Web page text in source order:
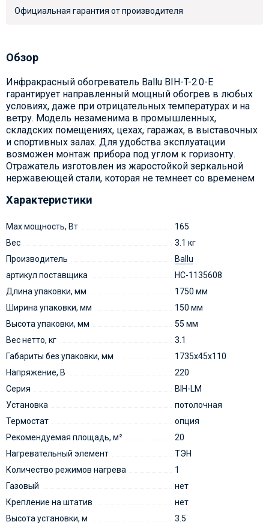
Официальная гарантия от производителя
Обзор
Инфракрасный обогреватель Ballu BIH-T-2.0-E
гарантирует направленный мощный обогрев в любых
условиях, даже при отрицательных температурах и на
ветру. Модель незаменима в промышленных,
складских помещениях, цехах, гаражах, в выставочных
и спортивных залах. Для удобства эксплуатации
возможен монтаж прибора под углом к горизонту.
Отражатель изготовлен из жаростойкой зеркальной
нержавеющей стали, которая не темнеет со временем
Характеристики
Max мощность, Вт
165
Вес
3.1 кг
Производитель
Ballu
артикул поставщика
НС-1135608
Длина упаковки, мм
1750 мм
Ширина упаковки, мм
150 мм
Высота упаковки, мм
55 мм
Вес нетто, кг
3.1
Габариты без упаковки, мм
1735х45х110
Напряжение, В
220
Серия
BIH-LM
Установка
потолочная
Термостат
опция
Рекомендуемая площадь, м²
20
Нагревательный элемент
ТЭН
Количество режимов нагрева
1
Газовый
нет
Крепление на штатив
нет
Высота установки, м
3.5